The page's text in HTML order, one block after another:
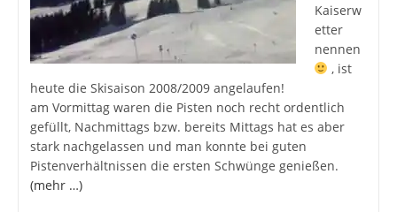
Kaiserw
etter
nennen
, ist
heute die Skisaison 2008/2009 angelaufen!
am Vormittag waren die Pisten noch recht ordentlich
gefüllt, Nachmittags bzw. bereits Mittags hat es aber
stark nachgelassen und man konnte bei guten
Pistenverhältnissen die ersten Schwünge genießen.
(mehr …)